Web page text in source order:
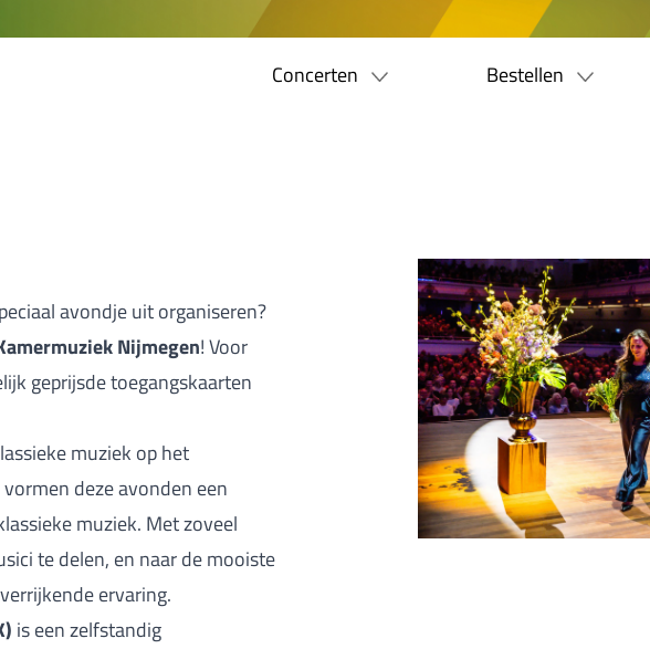
Concerten Bestellen
avondje uit organiseren?
Nijmegen! Voor
geprijsde toegangskaarten
muziek op het
deze avonden een
muziek. Met zoveel
te delen, en naar de mooiste
ervaring.
is een zelfstandig